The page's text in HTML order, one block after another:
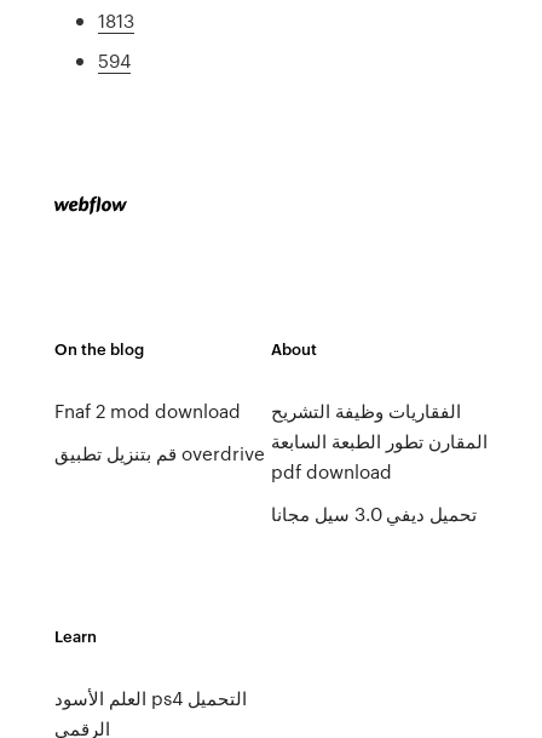
1813
594
On the blog
Fnaf 2 mod download
قم بتنزيل تطبيق overdrive
About
الفقاريات وظيفة التشريح
المقارن تطور الطبعة السابعة
pdf download
تحميل ديفي 3.0 سيل مجانا
Learn
العلم الأسود ps4 التحميل
الرقمي